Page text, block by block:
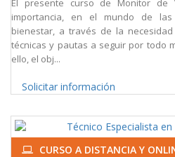
El presente curso de Monitor de
importancia, en el mundo de
bienestar, a través de la
técnicas y pautas a seguir por todo
ello, el obj...
Solicitar información
CURSO A DISTANCIA Y